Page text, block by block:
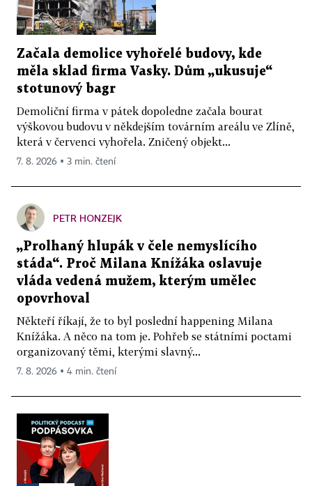
Začala demolice vyhořelé budovy, kde
měla sklad firma Vasky. Dům „ukusuje“
stotunový bagr
Demoliční firma v pátek dopoledne začala bourat
výškovou budovu v někdejším továrním areálu ve Zlíně,
která v červenci vyhořela. Zničený objekt...
7. 8. 2026 ▪ 3 min. čtení
PETR HONZEJK
„Prolhaný hlupák v čele nemyslícího
stáda“. Proč Milana Knížáka oslavuje
vláda vedená mužem, kterým umělec
opovrhoval
Někteří říkají, že to byl poslední happening Milana
Knížáka. A něco na tom je. Pohřeb se státními poctami
organizovaný těmi, kterými slavný...
7. 8. 2026 ▪ 4 min. čtení